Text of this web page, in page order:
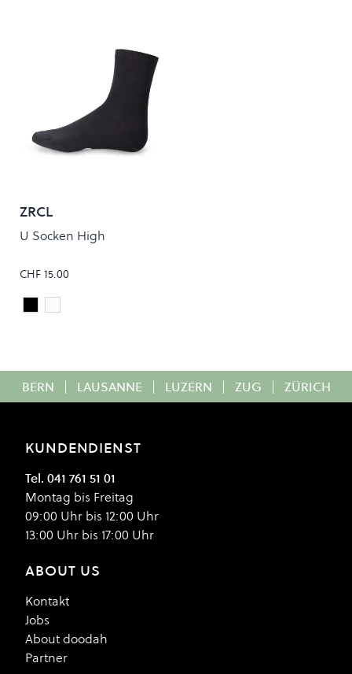
ZRCL
U Socken High
CHF 15.00
Colour
BlackWhite
BERN | LAUSANNE | LUZERN | ZUG | ZÜRICH
KUNDENDIENST
Tel. 041 761 51 01
Montag bis Freitag
09:00 Uhr bis 12:00 Uhr
13:00 Uhr bis 17:00 Uhr
ABOUT US
Kontakt
Jobs
About doodah
Partner